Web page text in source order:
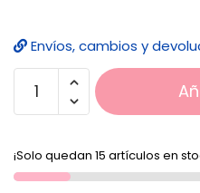
Envíos, cambios y
¡Solo quedan 15 artículos en